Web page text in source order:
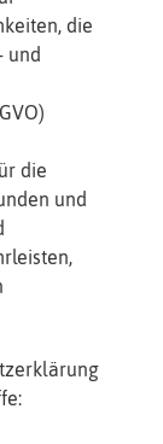
die
und
die
und